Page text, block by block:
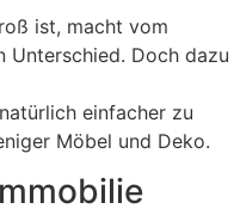
ist, macht vom
Unterschied. Doch dazu
einfacher zu
Möbel und Deko.